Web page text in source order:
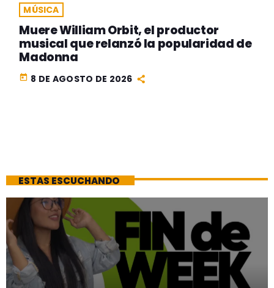
MÚSICA
Muere William Orbit, el productor
musical que relanzó la popularidad de
Madonna
today 8 DE AGOSTO DE 2026
ESTAS ESCUCHANDO